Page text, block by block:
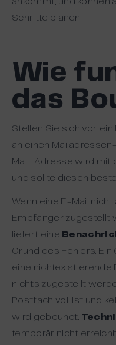
Schritte planen.
Wie
das
Stellen Sie sich vor,
an einen
Mail-Adresse wird mit
und sollte diesen
Wenn eine E-Mail
Empfänger zugestellt
liefert eine
Grund des Fehlers.
eine nichtexistierende
nichts zugestellt
Postfach voll ist und
wird gebounct.
temporär nicht